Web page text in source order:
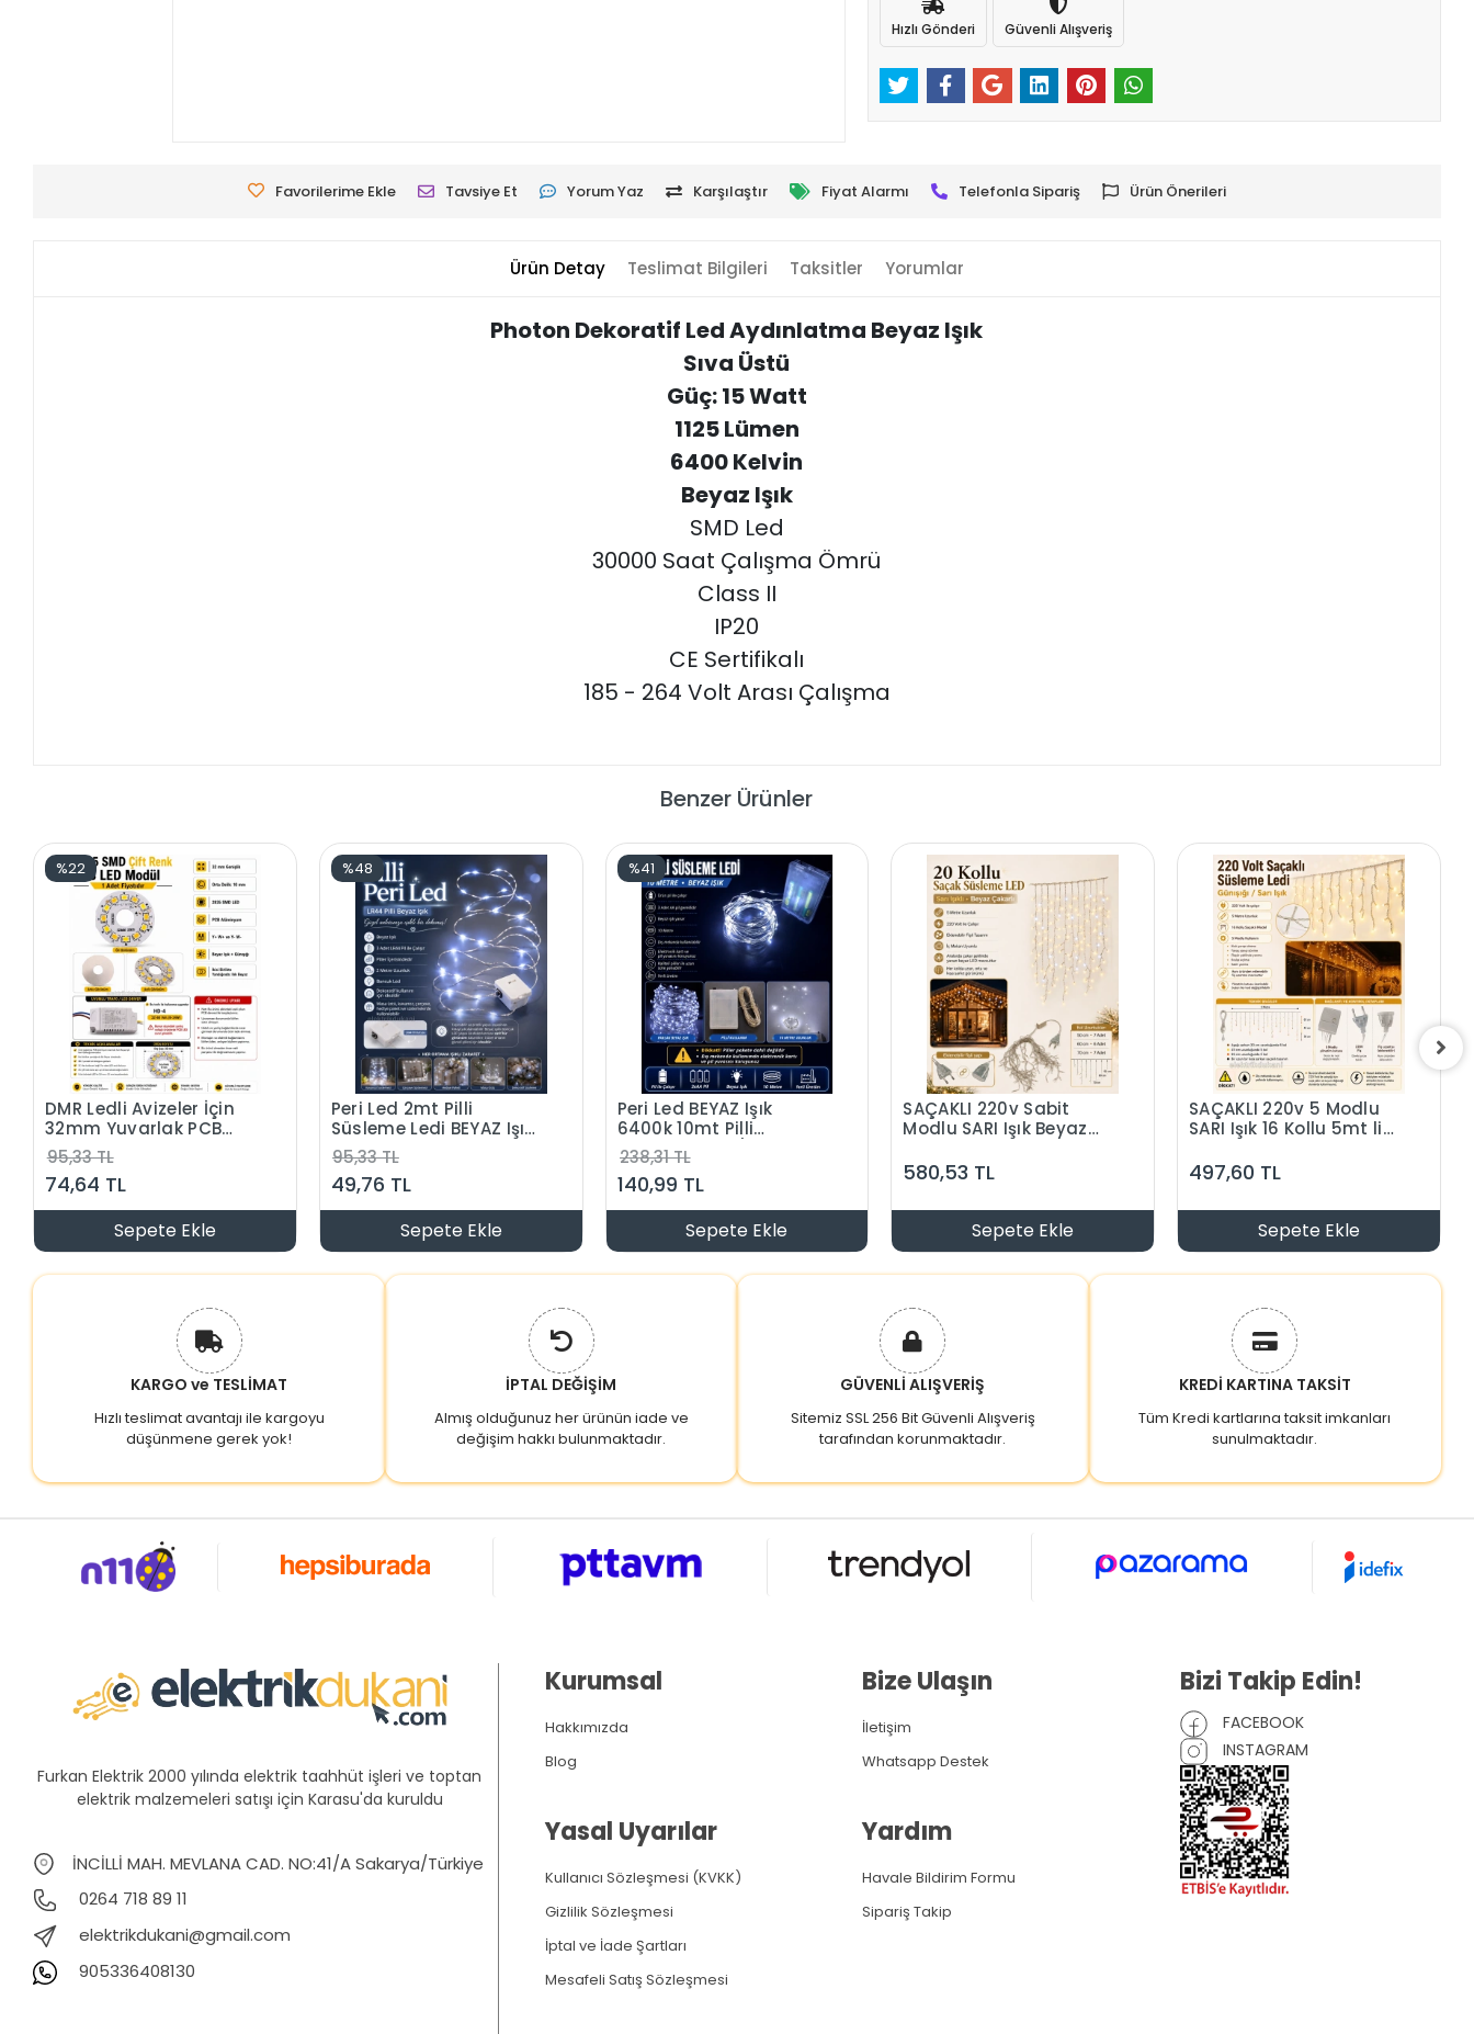
Hızlı Gönderi Güvenli Alışveriş
Favorilerime Ekle Tavsiye Et Yorum Yaz Karşılaştır Fiyat Alarmı Telefonla Sipariş Ürün Önerileri
Ürün Detay Teslimat Bilgileri Taksitler Yorumlar
Photon Dekoratif Led Aydınlatma Beyaz Işık
Sıva Üstü
Güç: 15 Watt
1125 Lümen
6400 Kelvin
Beyaz Işık
SMD Led
30000 Saat Çalışma Ömrü
Class II
IP20
CE Sertifikalı
185 - 264 Volt Arası Çalışma
Benzer Ürünler
%22
DMR Ledli Avizeler İçin
32mm Yuvarlak PCB
Alüminyum Levha
Üzerine Dizgi SMD Led 4
Kablolu 2 Renk Günışığı
+ Beyaz 3000/6500K
95,33 TL
74,64 TL
Sepete Ekle
%48
Peri Led 2mt Pilli
Süsleme Ledi BEYAZ Işık
6400k 3 Mod
Animasyon Efektli (2
Metre 3 Adet LR44 Pilleri
Dahil )
95,33 TL
49,76 TL
Sepete Ekle
%41
Peri Led BEYAZ Işık
6400k 10mt Pilli
Süsleme Ledi (10
Metrelik Piller Hariç )
238,31 TL
140,99 TL
Sepete Ekle
SAÇAKLI 220v Sabit
Modlu SARI Işık Beyaz
Süsleme Ledi Eklenebilir
İç Mekan (Günışığı)
580,53 TL
Sepete Ekle
SAÇAKLI 220v 5 Modlu
SARI Işık 16 Kollu 5mt lik
İç Mekan (Günışığı)
497,60 TL
Sepete Ekle
KARGO ve TESLİMAT
Hızlı teslimat avantajı ile kargoyu
düşünmene gerek yok!
İPTAL DEĞİŞİM
Almış olduğunuz her ürünün iade ve
değişim hakkı bulunmaktadır.
GÜVENLİ ALIŞVERİŞ
Sitemiz SSL 256 Bit Güvenli Alışveriş
tarafından korunmaktadır.
KREDİ KARTINA TAKSİT
Tüm Kredi kartlarına taksit imkanları
sunulmaktadır.
Furkan Elektrik 2000 yılında elektrik taahhüt işleri ve toptan
elektrik malzemeleri satışı için Karasu'da kuruldu
İNCİLLİ MAH. MEVLANA CAD. NO:41/A Sakarya/Türkiye
0264 718 89 11
elektrikdukani@gmail.com
905336408130
Kurumsal
Hakkımızda
Blog
Yasal Uyarılar
Kullanıcı Sözleşmesi (KVKK)
Gizlilik Sözleşmesi
İptal ve İade Şartları
Mesafeli Satış Sözleşmesi
Bize Ulaşın
İletişim
Whatsapp Destek
Yardım
Havale Bildirim Formu
Sipariş Takip
Bizi Takip Edin!
FACEBOOK
INSTAGRAM